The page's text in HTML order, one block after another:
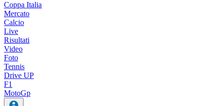
Coppa Italia
Mercato
Calcio
Live
Risultati
Video
Foto
Tennis
Drive UP
F1
MotoGp